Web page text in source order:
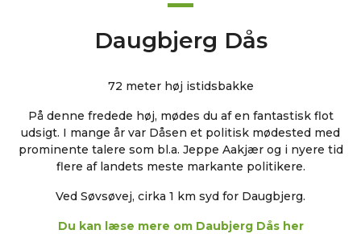
Daugbjerg Dås
72 meter høj istidsbakke
På denne fredede høj, mødes du af en fantastisk flot
udsigt. I mange år var Dåsen et politisk mødested med
prominente talere som bl.a. Jeppe Aakjær og i nyere tid
flere af landets meste markante politikere.
Ved Søvsøvej, cirka 1 km syd for Daugbjerg.
Du kan læse mere om Daubjerg Dås her